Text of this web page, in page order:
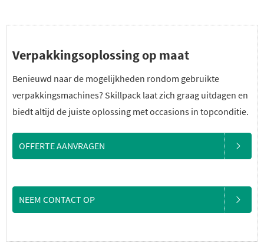
Verpakkingsoplossing op maat
Benieuwd naar de mogelijkheden rondom gebruikte
verpakkingsmachines? Skillpack laat zich graag uitdagen en
biedt altijd de juiste oplossing met occasions in topconditie.
OFFERTE AANVRAGEN
NEEM CONTACT OP